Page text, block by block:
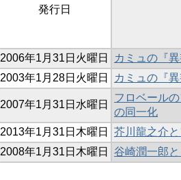
発行日
2006年1月31日火曜日
カミュの『
2003年1月28日火曜日
カミュの『
2007年1月31日水曜日
フロベール
の同一化
2013年1月31日木曜日
芥川龍之介
2008年1月31日木曜日
谷崎潤一郎